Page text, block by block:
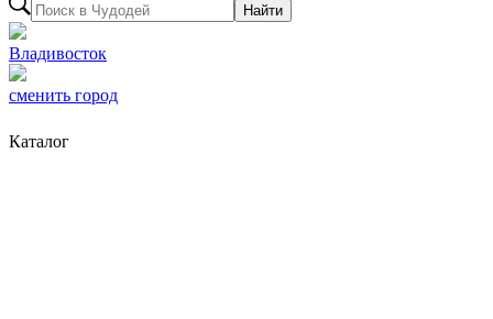
Найти
Владивосток
сменить город
Каталог